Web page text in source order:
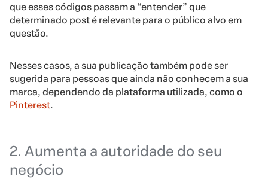
que esses códigos passam a “entender” que
determinado post é relevante para o público alvo em
questão.
Nesses casos, a sua publicação também pode ser
sugerida para pessoas que ainda não conhecem a sua
marca, dependendo da plataforma utilizada, como o
Pinterest.
2. Aumenta a autoridade do seu
negócio